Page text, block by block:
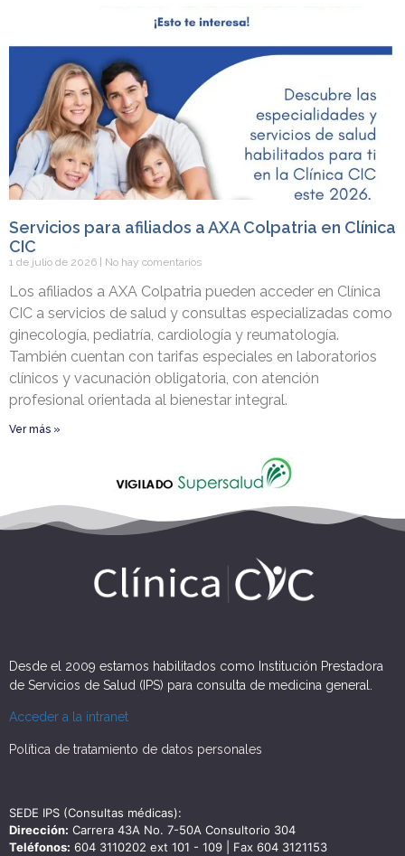
Servicios para afiliados a AXA Colpatria en Clínica
CIC
1 de julio de 2026 No hay comentarios
Los afiliados a AXA Colpatria pueden acceder en Clínica
CIC a servicios de salud y consultas especializadas como
ginecología, pediatría, cardiología y reumatología.
También cuentan con tarifas especiales en laboratorios
clínicos y vacunación obligatoria, con atención
profesional orientada al bienestar integral.
Ver más »
Desde el 2009 estamos habilitados como Institución Prestadora
de Servicios de Salud (IPS) para consulta de medicina general.
Acceder a la intranet
Política de tratamiento de datos personales
SEDE IPS (Consultas médicas):
Dirección: Carrera 43A No. 7-50A Consultorio 304
Teléfonos: 604 3110202 ext 101 - 109 | Fax 604 3121153